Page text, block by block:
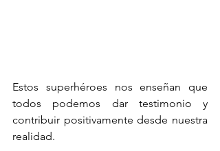
Estos superhéroes nos enseñan que
todos podemos dar testimonio y
contribuir positivamente desde nuestra
realidad.